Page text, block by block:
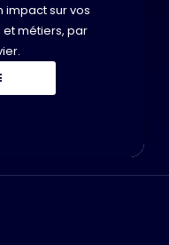
impact sur vos
métiers, par